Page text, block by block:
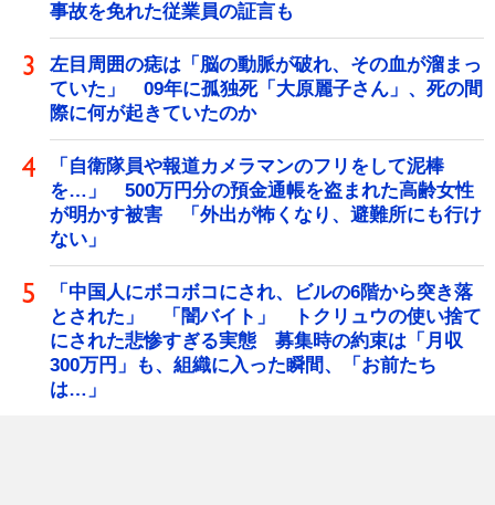
事故を免れた従業員の証言も
左目周囲の痣は「脳の動脈が破れ、その血が溜まっ
ていた」 09年に孤独死「大原麗子さん」、死の間
際に何が起きていたのか
「自衛隊員や報道カメラマンのフリをして泥棒
を…」 500万円分の預金通帳を盗まれた高齢女性
が明かす被害 「外出が怖くなり、避難所にも行け
ない」
「中国人にボコボコにされ、ビルの6階から突き落
とされた」 「闇バイト」 トクリュウの使い捨て
にされた悲惨すぎる実態 募集時の約束は「月収
300万円」も、組織に入った瞬間、「お前たち
は…」